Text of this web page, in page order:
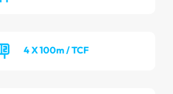
4 X 100m / TCF